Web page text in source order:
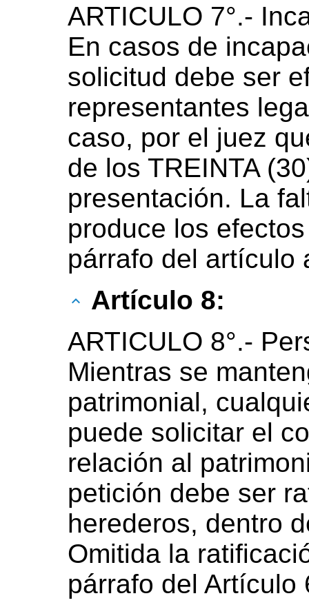
ARTICULO 7°.-
En casos de
solicitud debe ser
representantes
caso, por el juez
de los TREINTA
presentación. La
produce los
párrafo del artículo
Artículo 8:
ARTICULO 8°.-
Mientras se
patrimonial,
puede solicitar el
relación al
petición debe ser
herederos, dentro
Omitida la
párrafo del Artículo